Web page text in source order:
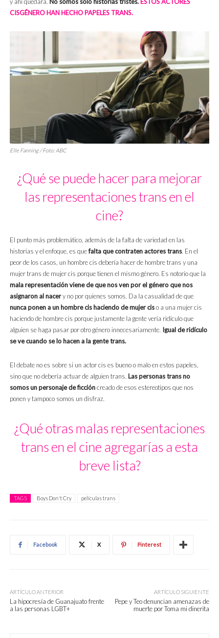
y ahí quedara. No somos solo historias tristes. ESTOS ACTORES
CISGÉNERO HAN HECHO PAPELES TRANS.
Elle Fanning / Foto: ABC
¿Qué se puede hacer para mejorar
las representaciones trans en el
cine?
El punto más problemático, además de la falta de variedad en las
historias y el enfoque, es quefalta que contraten actores trans. En el
peor de los casos, un hombre cis debería hacer de hombre trans y una
mujer trans de mujer cis porque tienen el mismo género. Es notorio que la
mala representación viene de que nos ven por el género que nos
asignaron al nacery no por quienes somos. Da la casualidad de que
nunca ponen a un hombre cis haciendo de mujer ciso a una mujer cis
haciendo de hombre cis porque justamente la gente vería ridículo que
alguien se haga pasar por otro género innecesariamente. Igual de ridículo
se ve cuando se lo hacen a la gente trans.
El debate no es sobre si un actor cis es bueno o malo en estos papeles,
sino que no debería actuar de alguien trans. Las personas trans no
somos un personaje de ficcióncreado de esos estereotipos que nos
ponen y tampoco somos un disfraz.
¿Qué otras malas representaciones
trans en el cine agregarías a esta
breve lista?
TAGS Boys Don't Cry películas trans
Facebook X Pinterest
ARTÍCULO ANTERIOR
La hipocresía de Guanajuato frente
a las personas LGBT+
ARTÍCULO SIGUIENTE
Pepe y Teo denuncian amenazas de
muerte por Toma mi dinerita